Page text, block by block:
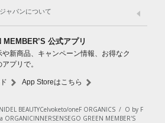
Facebook
ャパンについて
用規約
プライバシーポリシー
に基づく表示
免責事項
New Zealand Site
MEMBER’S 公式アプリ
や新商品、キャンペーン情報、お得なク
プリで。
App Storeはこちら
BEAUTYCelvoketo/oneF ORGANICS/ O by F
ORGANICINNERSENSEGO GREEN MEMBER'S